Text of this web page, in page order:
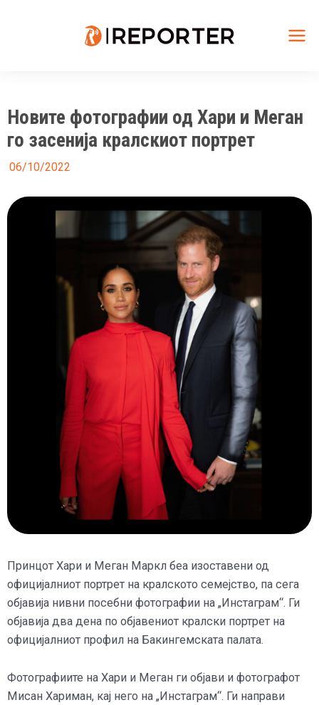
Новите фотографии од Хари и Меган
го засенија кралскиот портрет
06/10/2022
Принцот Хари и Меган Маркл беа изоставени од
официјалниот портрет на кралското семејство, па сега
објавија нивни посебни фотографии на „Инстаграм“. Ги
објавија два дена по објавениот кралски портрет на
официјалниот профил на Бакингемската палата.
Фотографиите на Хари и Меган ги објави и фотографот
Мисан Хариман, кај него на „Инстаграм“. Ги направи